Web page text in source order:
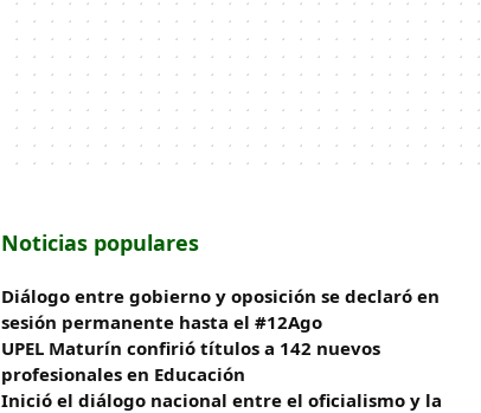
Noticias populares
Diálogo entre gobierno y oposición se declaró en
sesión permanente hasta el #12Ago
UPEL Maturín confirió títulos a 142 nuevos
profesionales en Educación
Inició el diálogo nacional entre el oficialismo y la